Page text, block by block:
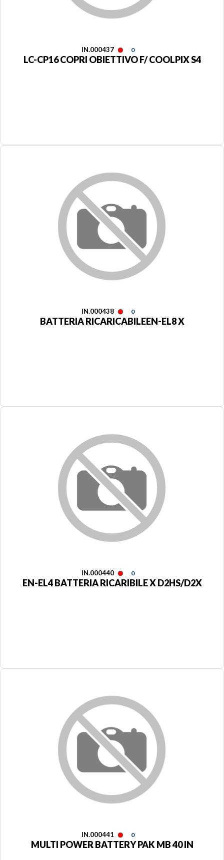
IN.000437 0
LC-CP16 COPRI OBIETTIVO F/ COOLPIX S4
IN.000438 0
BATTERIA RICARICABILEEN-EL8 X
IN.000440 0
EN-EL4 BATTERIA RICARIBILE X D2HS/D2X
IN.000441 0
MULTI POWER BATTERY PAK MB 40 IN